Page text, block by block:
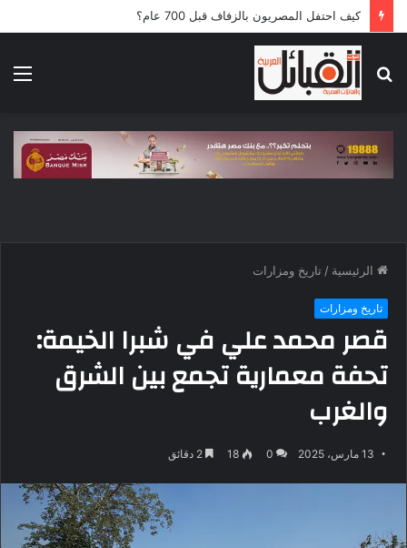
كيف احتفل المصريون بالزفاف قبل 700 عام؟
عن
الرئيسية / تاريخ ومزارات
تاريخ ومزارات
قصر محمد علي في شبرا الخيمة:
تحفة معمارية تجمع بين الشرق
والغرب
13 مارس، 2025 0
18